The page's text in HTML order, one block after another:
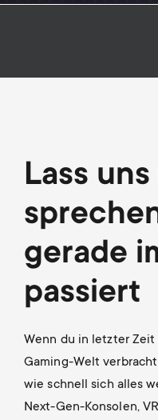
n
r
r
o
d
u
c
t
o
r
y
s
u
p
p
o
Lass
gerade
passiert
Wenn du in letzter
Gaming-Welt
wie schnell sich alles
Next-Gen-Konsolen,